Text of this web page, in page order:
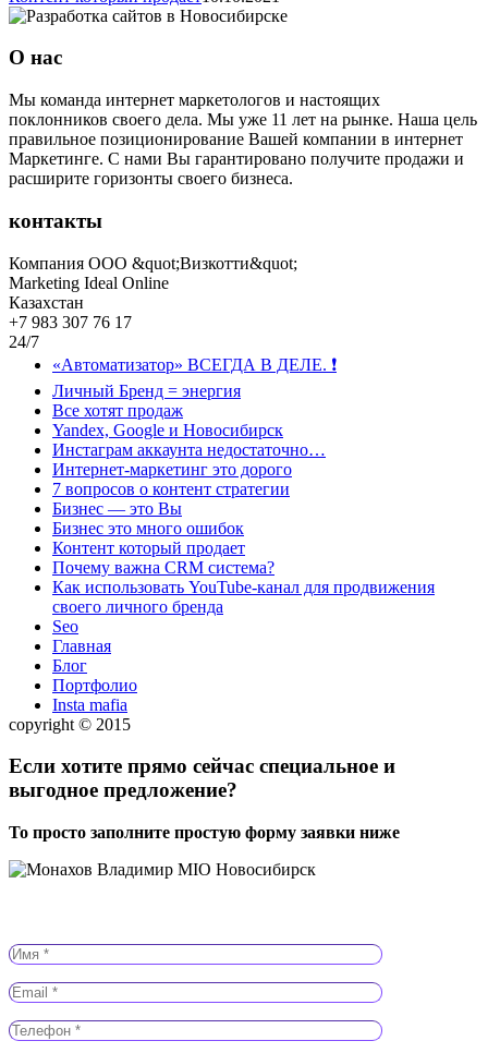
О нас
Мы команда интернет маркетологов и настоящих
поклонников своего дела. Мы уже 11 лет на рынке. Наша цель
правильное позиционирование Вашей компании в интернет
Маркетинге. С нами Вы гарантировано получите продажи и
расширите горизонты своего бизнеса.
контакты
Компания ООО &quot;Визкотти&quot;
Marketing Ideal Online
Казахстан
+7 983 307 76 17
24/7
«Автоматизатор» ВСЕГДА В ДЕЛЕ. ❗️
Личный Бренд = энергия
Все хотят продаж
Yandex, Google и Новосибирск
Инстаграм аккаунта недостаточно…
Интернет-маркетинг это дорого
7 вопросов о контент стратегии
Бизнес — это Вы
Бизнес это много ошибок
Контент который продает
Почему важна CRM система?
Как использовать YouTube-канал для продвижения
своего личного бренда
Seo
Главная
Блог
Портфолио
Insta mafia
copyright © 2015
Если хотите прямо сейчас специальное и
выгодное предложение?
То просто заполните простую форму заявки ниже